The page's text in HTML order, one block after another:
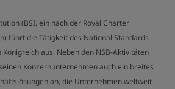
(BSI, ein nach der Royal Charter
führt die Tätigkeit des National Standards
Königreich aus. Neben den NSB-Aktivitäten
Konzernunternehmen auch ein breites
an, die Unternehmen weltweit